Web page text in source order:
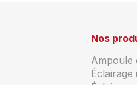
Nos
Ampoule
Éclairage